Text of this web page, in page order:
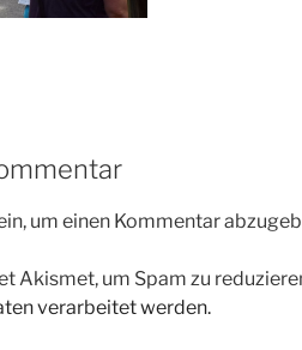
um einen Kommentar
Akismet, um Spam zu
verarbeitet werden.